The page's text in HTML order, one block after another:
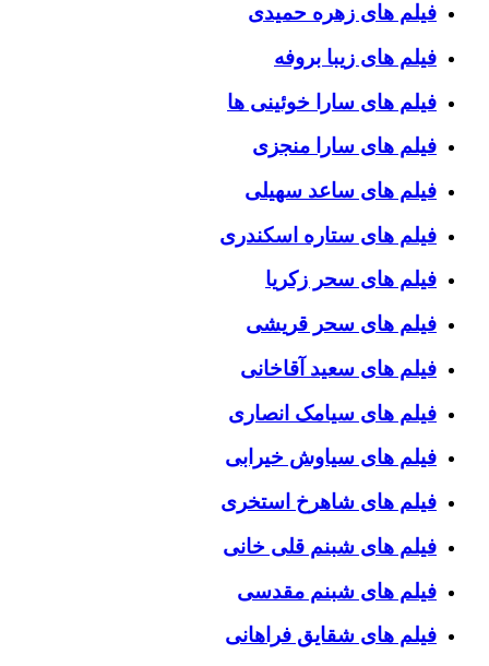
فیلم های زهره حمیدی
فیلم های زیبا بروفه
فیلم های سارا خوئینی ها
فیلم های سارا منجزی
فیلم های ساعد سهیلی
فیلم های ستاره اسکندری
فیلم های سحر زکریا
فیلم های سحر قریشی
فیلم های سعید آقاخانی
فیلم های سیامک انصاری
فیلم های سیاوش خیرابی
فیلم های شاهرخ استخری
فیلم های شبنم قلی خانی
فیلم های شبنم مقدسی
فیلم های شقایق فراهانی